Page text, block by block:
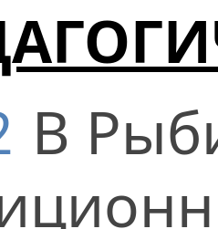
В